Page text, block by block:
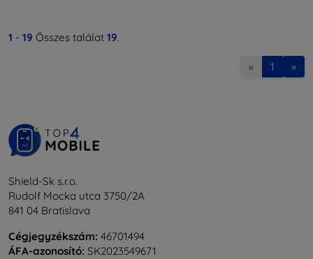
1 - 19 Összes találat 19.
« 1 »
Shield-Sk s.r.o.
Rudolf Mocka utca 3750/2A
841 04 Bratislava
Cégjegyzékszám: 46701494
ÁFA-azonosító: SK2023549671